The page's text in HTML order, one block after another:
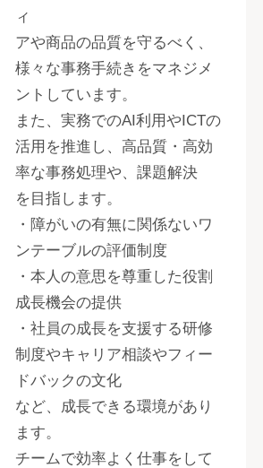
ィ
アや商品の品質を守るべく、
様々な事務手続きをマネジメ
ントしています。
また、実務でのAI利用やICTの
活用を推進し、高品質・高効
率な事務処理や、課題解決
を目指します。
・障がいの有無に関係ないワ
ンテーブルの評価制度
・本人の意思を尊重した役割
成長機会の提供
・社員の成長を支援する研修
制度やキャリア相談やフィー
ドバックの文化
など、成長できる環境があり
ます。
チームで効率よく仕事をして